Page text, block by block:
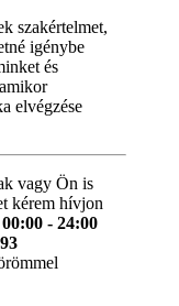
szakértelmet,
igénybe
és
elvégzése
vagy Ön is
kérem hívjon
00:00 - 24:00